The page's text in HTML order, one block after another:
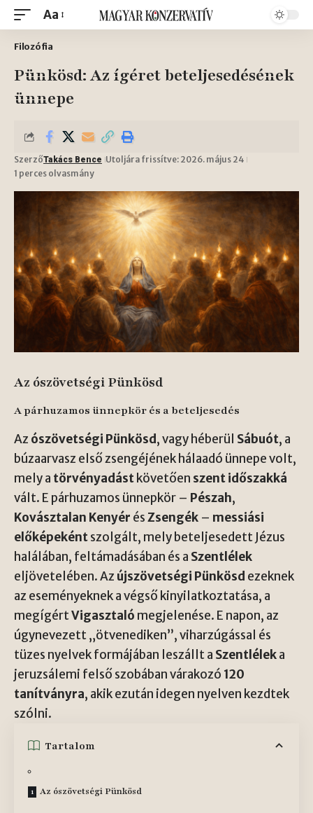
Aa
Filozófia
Pünkösd: Az ígéret beteljesedésének
ünnepe
SzerzőTakács Bence Utoljára frissítve: 2026. május 24
1 perces olvasmány
Az ószövetségi Pünkösd
A párhuzamos ünnepkör és a beteljesedés
Az ószövetségi Pünkösd, vagy héberül Sábuót, a
búzaarvasz első zsengéjének hálaadó ünnepe volt,
mely a törvényadást követően szent időszakká
vált. E párhuzamos ünnepkör – Pészah,
Kovásztalan Kenyér ésZsengék – messiási
előképekéntszolgált, mely beteljesedett Jézus
halálában, feltámadásában és a Szentlélek
eljövetelében. Az újszövetségi Pünkösd ezeknek
az eseményeknek a végső kinyilatkoztatása, a
megígértVigasztaló megjelenése. E napon, az
úgynevezett „ötvenediken”, viharzúgással és
tüzes nyelvek formájában leszállt a Szentléleka
jeruzsálemi felső szobában várakozó 120
tanítványra, akik ezután idegen nyelven kezdtek
szólni.
Tartalom
Az ószövetségi Pünkösd